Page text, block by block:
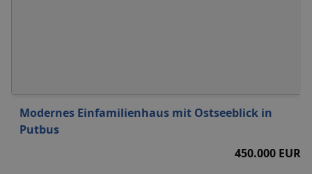
Modernes Einfamilienhaus mit Ostseeblick in
Putbus
450.000 EUR